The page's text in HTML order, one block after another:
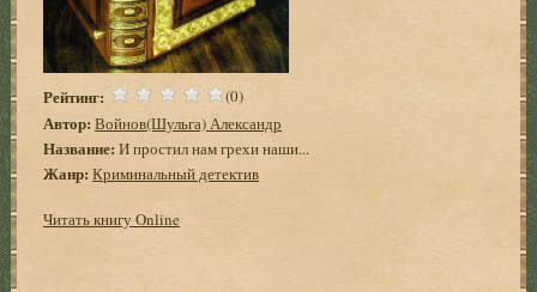
Рейтинг: (0)
Автор: Войнов(Шульга) Александр
Название: И простил нам грехи наши...
Жанр: Криминальный детектив
Читать книгу Online